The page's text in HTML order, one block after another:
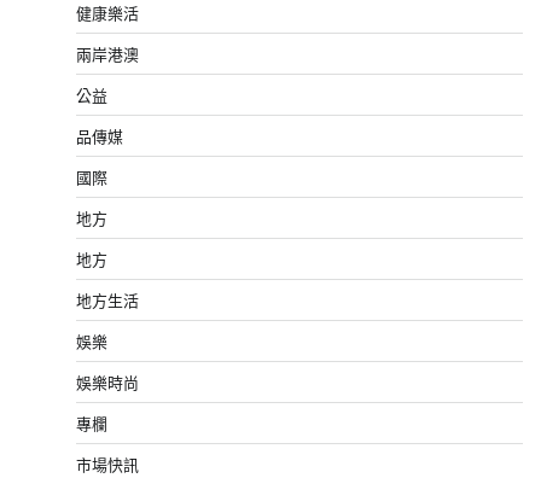
健康樂活
兩岸港澳
公益
品傳媒
國際
地方
地方
地方生活
娛樂
娛樂時尚
專欄
市場快訊